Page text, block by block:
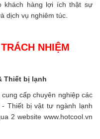
khách hàng lợi ích thật sự
dịch vụ nghiêm túc.
NHIỆM
Thiết bị lạnh
cấp chuyên nghiệp các
Thiết bị vật tư ngành lạnh
2 website www.hotcool.vn